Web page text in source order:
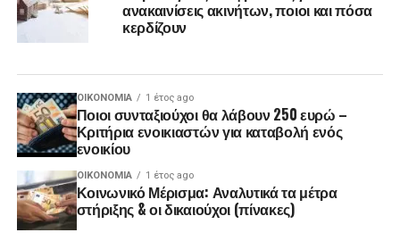
ανακαινίσεις ακινήτων, ποιοι και πόσα
κερδίζουν
ΟΙΚΟΝΟΜΊΑ 1 έτος ago
Ποιοι συνταξιούχοι θα λάβουν 250 ευρώ –
Κριτήρια ενοικιαστών για καταβολή ενός
ενοικίου
ΟΙΚΟΝΟΜΊΑ 1 έτος ago
Κοινωνικό Μέρισμα: Αναλυτικά τα μέτρα
στήριξης & οι δικαιούχοι (πίνακες)